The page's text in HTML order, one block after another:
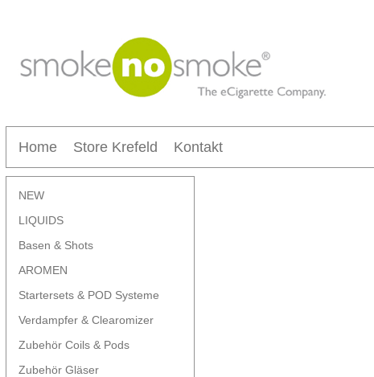
Home Store Krefeld Kontakt
NEW
LIQUIDS
Basen & Shots
AROMEN
Startersets & POD Systeme
Verdampfer & Clearomizer
Zubehör Coils & Pods
Zubehör Gläser